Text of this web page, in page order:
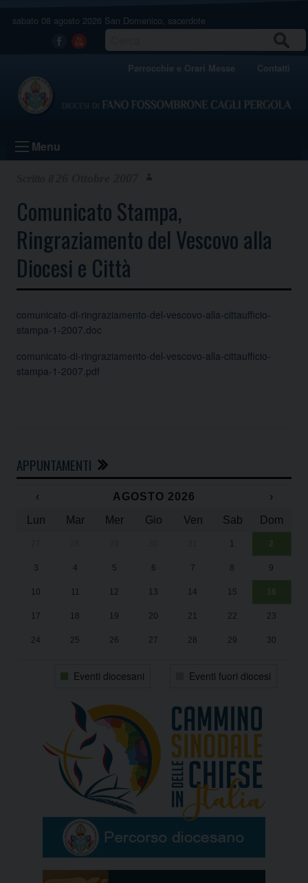
sabato 08 agosto 2026 San Domenico, sacerdote
Facebook
Youtube
Parrocchie e Orari Messe Contatti
Menu
Comunicato Stampa,
Ringraziamento del Vescovo alla
Diocesi e Città
comunicato-di-ringraziamento-del-vescovo-alla-cittaufficio-
stampa-1-2007.doc
comunicato-di-ringraziamento-del-vescovo-alla-cittaufficio-
stampa-1-2007.pdf
APPUNTAMENTI
‹ AGOSTO 2026
›
Lun
Mar Mer Gio Ven Sab Dom
1 2
3 4 5 6 7 8 9
10 11 12 13 14 15 16
17 18 19 20 21 22 23
24 25 26 27 28 29 30
Eventi diocesani Eventi fuori diocesi